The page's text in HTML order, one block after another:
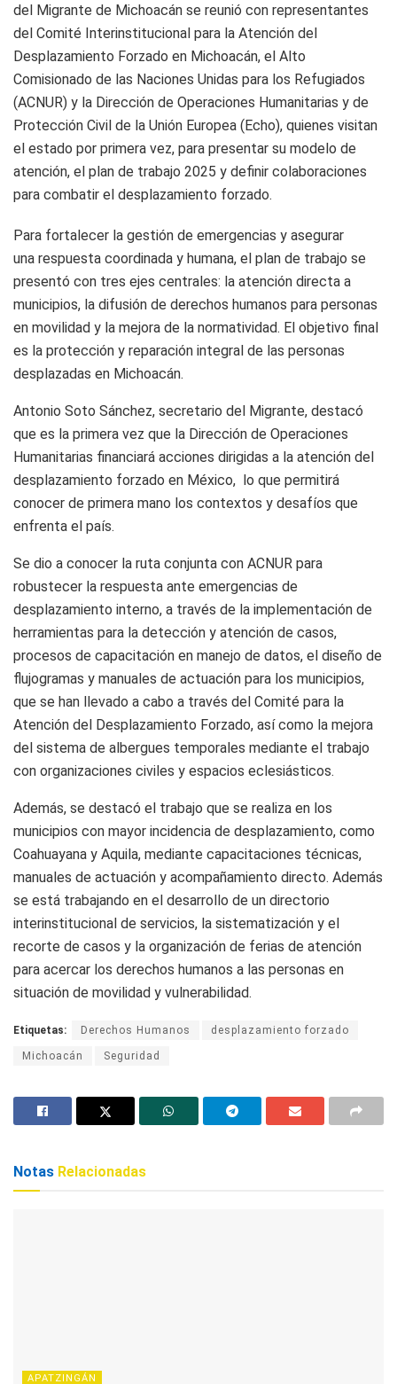
del Migrante de Michoacán se reunió con representantes
del Comité Interinstitucional para la Atención del
Desplazamiento Forzado en Michoacán, el Alto
Comisionado de las Naciones Unidas para los Refugiados
(ACNUR) y la Dirección de Operaciones Humanitarias y de
Protección Civil de la Unión Europea (Echo), quienes visitan
el estado por primera vez, para presentar su modelo de
atención, el plan de trabajo 2025 y definir colaboraciones
para combatir el desplazamiento forzado.
Para fortalecer la gestión de emergencias y asegurar
una respuesta coordinada y humana, el plan de trabajo se
presentó con tres ejes centrales: la atención directa a
municipios, la difusión de derechos humanos para personas
en movilidad y la mejora de la normatividad. El objetivo final
es la protección y reparación integral de las personas
desplazadas en Michoacán.
Antonio Soto Sánchez, secretario del Migrante, destacó
que es la primera vez que la Dirección de Operaciones
Humanitarias financiará acciones dirigidas a la atención del
desplazamiento forzado en México, lo que permitirá
conocer de primera mano los contextos y desafíos que
enfrenta el país.
Se dio a conocer la ruta conjunta con ACNUR para
robustecer la respuesta ante emergencias de
desplazamiento interno, a través de la implementación de
herramientas para la detección y atención de casos,
procesos de capacitación en manejo de datos, el diseño de
flujogramas y manuales de actuación para los municipios,
que se han llevado a cabo a través del Comité para la
Atención del Desplazamiento Forzado, así como la mejora
del sistema de albergues temporales mediante el trabajo
con organizaciones civiles y espacios eclesiásticos.
Además, se destacó el trabajo que se realiza en los
municipios con mayor incidencia de desplazamiento, como
Coahuayana y Aquila, mediante capacitaciones técnicas,
manuales de actuación y acompañamiento directo. Además
se está trabajando en el desarrollo de un directorio
interinstitucional de servicios, la sistematización y el
recorte de casos y la organización de ferias de atención
para acercar los derechos humanos a las personas en
situación de movilidad y vulnerabilidad.
Etiquetas: Derechos Humanos desplazamiento forzado
Michoacán Seguridad
Notas Relacionadas
APATZINGÁN